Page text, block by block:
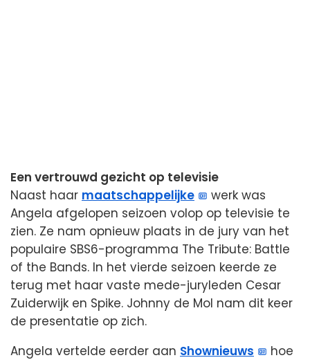
Een vertrouwd gezicht op televisie
Naast haar maatschappelijke
werk was
Angela afgelopen seizoen volop op televisie te
zien. Ze nam opnieuw plaats in de jury van het
populaire SBS6-programma The Tribute: Battle
of the Bands. In het vierde seizoen keerde ze
terug met haar vaste mede-juryleden Cesar
Zuiderwijk en Spike. Johnny de Mol nam dit keer
de presentatie op zich.
Angela vertelde eerder aan Shownieuws hoe